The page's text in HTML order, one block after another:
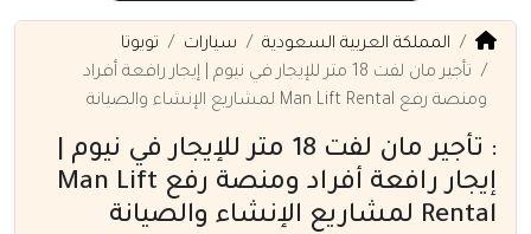
المملكة العربية السعودية سيارات
تويوتا
تأجير مان لفت 18 متر للإيجار في نيوم | إيجار رافعة أفراد
ومنصة رفع Man Lift Rental لمشاريع الإنشاء والصيانة
: تأجير مان لفت 18 متر للإيجار في نيوم |
إيجار رافعة أفراد ومنصة رفع Man Lift
Rental لمشاريع الإنشاء والصيانة